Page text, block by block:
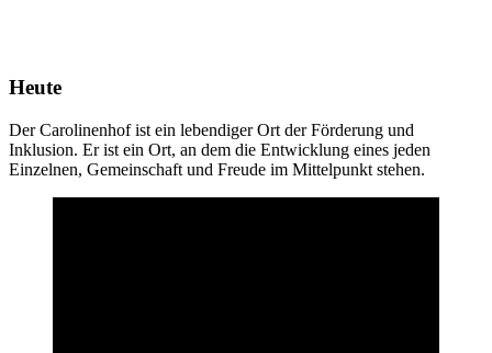
Heute
Der Carolinenhof ist ein lebendiger Ort der Förderung und
Inklusion. Er ist ein Ort, an dem die Entwicklung eines jeden
Einzelnen, Gemeinschaft und Freude im Mittelpunkt stehen.